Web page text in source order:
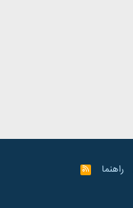
راهنما
R
S